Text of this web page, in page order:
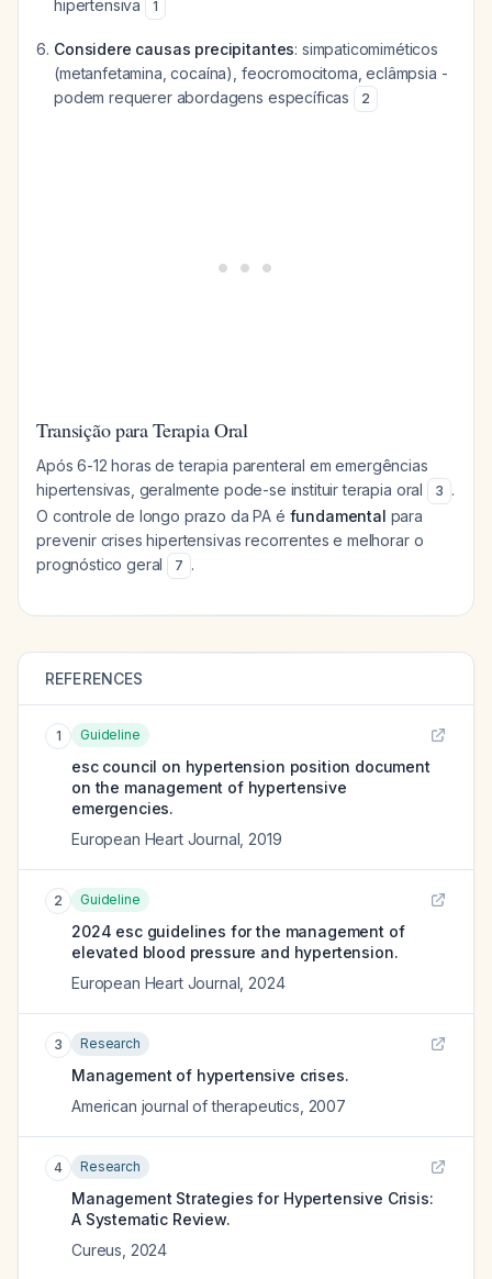
hipertensiva 1
Considere causas precipitantes: simpaticomiméticos
(metanfetamina, cocaína), feocromocitoma, eclâmpsia -
podem requerer abordagens específicas
2
Transição para Terapia Oral
Após 6-12 horas de terapia parenteral em emergências
hipertensivas, geralmente pode-se instituir terapia oral
3 .
O controle de longo prazo da PA é fundamental para
prevenir crises hipertensivas recorrentes e melhorar o
prognóstico geral
7 .
REFERENCES
1 Guideline
esc council on hypertension position document
on the management of hypertensive
emergencies.
European Heart Journal 2019
2 Guideline
2024 esc guidelines for the management of
elevated blood pressure and hypertension.
European Heart Journal 2024
3 Research
Management of hypertensive crises.
American journal of therapeutics 2007
4 Research
Management Strategies for Hypertensive Crisis:
A Systematic Review.
Cureus 2024